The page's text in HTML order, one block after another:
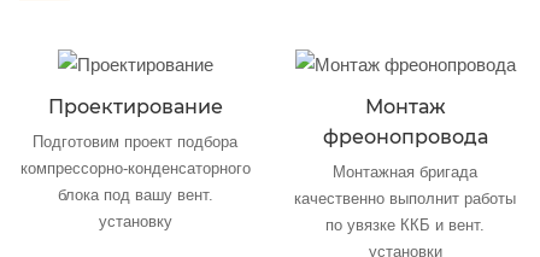
Проектирование
Подготовим проект подбора
компрессорно-конденсаторного
блока под вашу вент.
установку
Монтаж
фреонопровода
Монтажная бригада
качественно выполнит работы
по увязке ККБ и вент.
установки